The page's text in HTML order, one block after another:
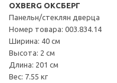
OXBERG ОКСБЕРГ
Панельн/стеклян дверца
Номер товара: 003.834.14
Ширина: 40 см
Высота: 2 см
Длина: 201 см
Вес: 7.55 кг